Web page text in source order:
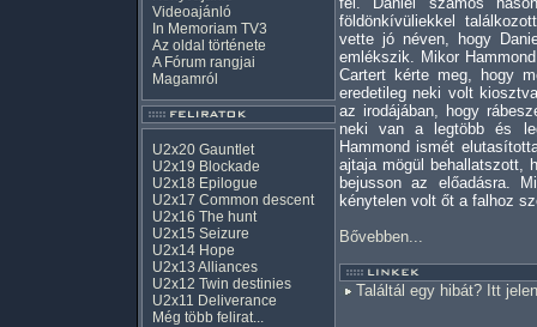
Videoajánló
In Memoriam TV3
Az oldal története
A Fórum rangjai
Magamról
U2x20 Gauntlet
U2x19 Blockade
U2x18 Epilogue
U2x17 Common descent
U2x16 The hunt
U2x15 Seizure
U2x14 Hope
U2x13 Alliances
U2x12 Twin destinies
U2x11 Deliverance
Még több felirat...
földönkívüliekkel
vette jó néven, hogy
emlékszik. Mikor
Cartert kérte meg, hogy
eredetileg neki volt
az irodájában, hogy
neki van a legtöbb és
Hammond ismét
ajtaja mögül behallatszott,
bejusson az előadásra.
kénytelen volt őt a falhoz
Bővebben...
Találtál egy hibát? Itt